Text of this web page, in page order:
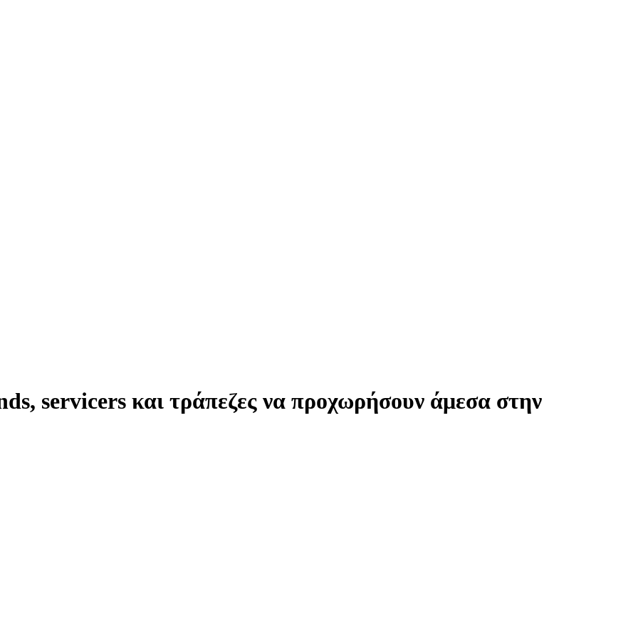
servicers και τράπεζες να προχωρήσουν άμεσα στην